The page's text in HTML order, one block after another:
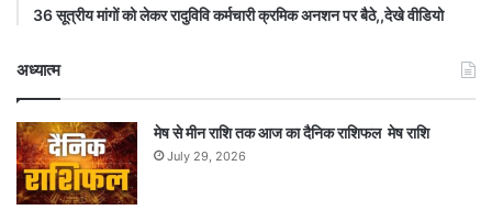
36 सूत्रीय मांगों को लेकर रादुविवि कर्मचारी क्रमिक अनशन पर बैठे,,देखे वीडियो
अध्यात्म
मेष से मीन राशि तक आज का दैनिक राशिफल मेष राशि
July 29, 2026